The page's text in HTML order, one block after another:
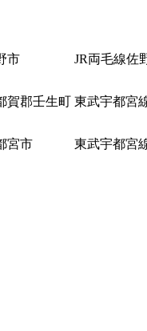
市
JR両毛線佐
賀郡壬生町 東武宇都宮
宮市 東武宇都宮